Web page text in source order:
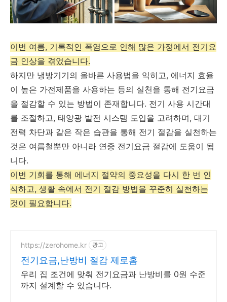
이번 여름, 기록적인 폭염으로 인해 많은 가정에서 전기요
금 인상을 겪었습니다.
하지만 냉방기기의 올바른 사용법을 익히고, 에너지 효율
이 높은 가전제품을 사용하는 등의 실천을 통해 전기요금
을 절감할 수 있는 방법이 존재합니다. 전기 사용 시간대
를 조절하고, 태양광 발전 시스템 도입을 고려하며, 대기
전력 차단과 같은 작은 습관을 통해 전기 절감을 실천하는
것은 여름철뿐만 아니라 연중 전기요금 절감에 도움이 됩
니다.
이번 기회를 통해 에너지 절약의 중요성을 다시 한 번 인
식하고, 생활 속에서 전기 절감 방법을 꾸준히 실천하는
것이 필요합니다.
https://zerohome.kr 광고
전기요금,난방비 절감 제로홈
우리 집 조건에 맞춰 전기요금과 난방비를 0원 수준
까지 설계할 수 있습니다.